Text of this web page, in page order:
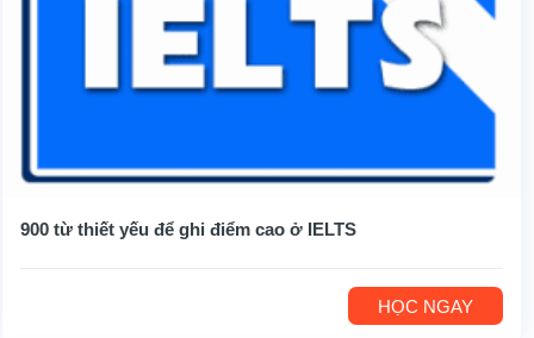
900 từ thiết yếu để ghi điểm cao ở IELTS
HỌC NGAY